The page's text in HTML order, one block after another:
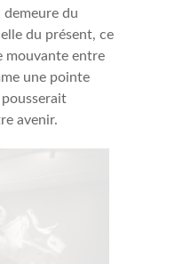
demeure du
du présent, ce
mouvante entre
une pointe
avenir.